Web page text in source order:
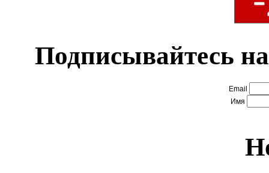
Подписывайтесь
Email
Имя